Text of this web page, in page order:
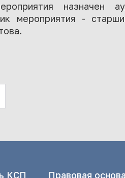
назначен
мероприятия -
КСП Правовая основа